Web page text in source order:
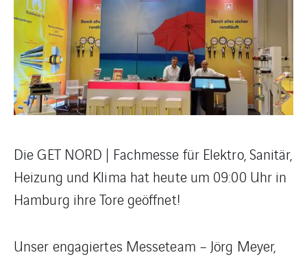
Die GET NORD | Fachmesse für Elektro, Sanitär,
Heizung und Klima hat heute um 09:00 Uhr in
Hamburg ihre Tore geöffnet!
Unser engagiertes Messeteam – Jörg Meyer,